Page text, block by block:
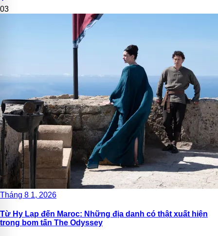
03
Tháng 8 1, 2026
Từ Hy Lạp đến Maroc: Những địa danh có thật xuất hiện
trong bom tấn The Odyssey